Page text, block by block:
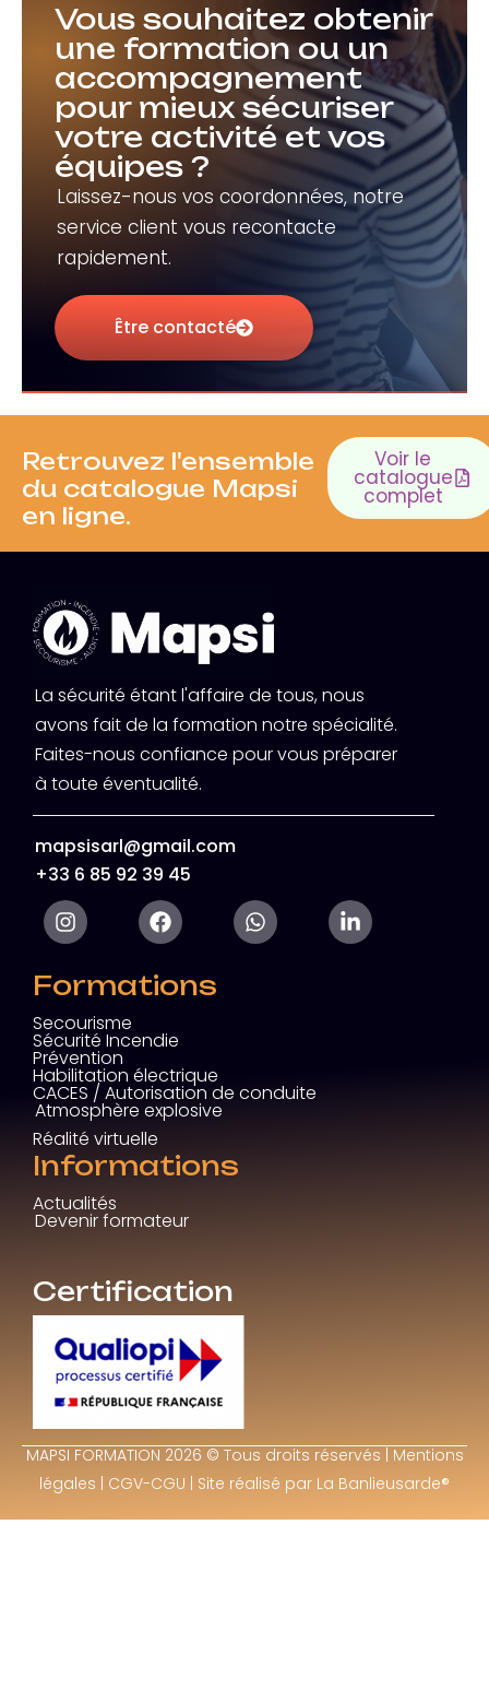
Vous souhaitez obtenir
une formation ou un
accompagnement
pour mieux sécuriser
votre activité et vos
équipes ?
Laissez-nous vos coordonnées, notre
service client vous recontacte
rapidement.
Être contacté
Retrouvez l'ensemble
du catalogue Mapsi
en ligne.
Voir le
catalogue
complet
La sécurité étant l'affaire de tous, nous
avons fait de la formation notre spécialité.
Faites-nous confiance pour vous préparer
à toute éventualité.
mapsisarl@gmail.com
+33 6 85 92 39 45
Formations
Secourisme
Sécurité Incendie
Prévention
Habilitation électrique
CACES / Autorisation de conduite
Atmosphère explosive
Réalité virtuelle
Informations
Actualités
Devenir formateur
Certification
MAPSI FORMATION 2026 © Tous droits réservés | Mentions
légales | CGV-CGU | Site réalisé par La Banlieusarde®